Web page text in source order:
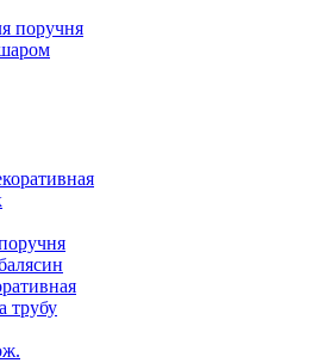
поручня
трубу